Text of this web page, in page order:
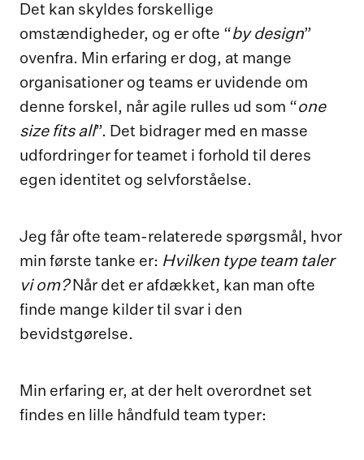
Det kan skyldes forskellige
omstændigheder, og er ofte “ by design”
ovenfra. Min erfaring er dog, at mange
organisationer og teams er uvidende om
denne forskel, når agile rulles ud som “ one
size fits all”. Det bidrager med en masse
udfordringer for teamet i forhold til deres
egen identitet og selvforståelse.
Jeg får ofte team-relaterede spørgsmål, hvor
min første tanke er: Hvilken type team taler
vi om?Når det er afdækket, kan man ofte
finde mange kilder til svar i den
bevidstgørelse.
Min erfaring er, at der helt overordnet set
findes en lille håndfuld team typer: